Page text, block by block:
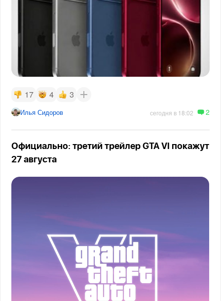
17 4 3
Илья Сидоров сегодня в 18:02 2
Официально: третий трейлер GTA VI покажут
27 августа